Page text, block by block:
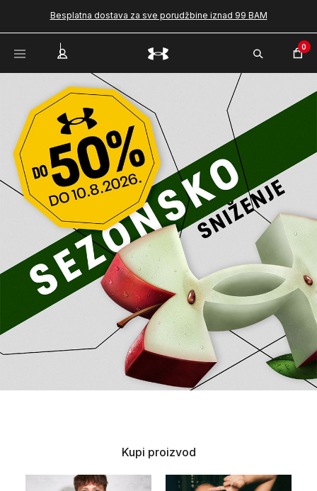
Besplatna dostava za sve porudžbine iznad 99 BAM
0
Kupi proizvod